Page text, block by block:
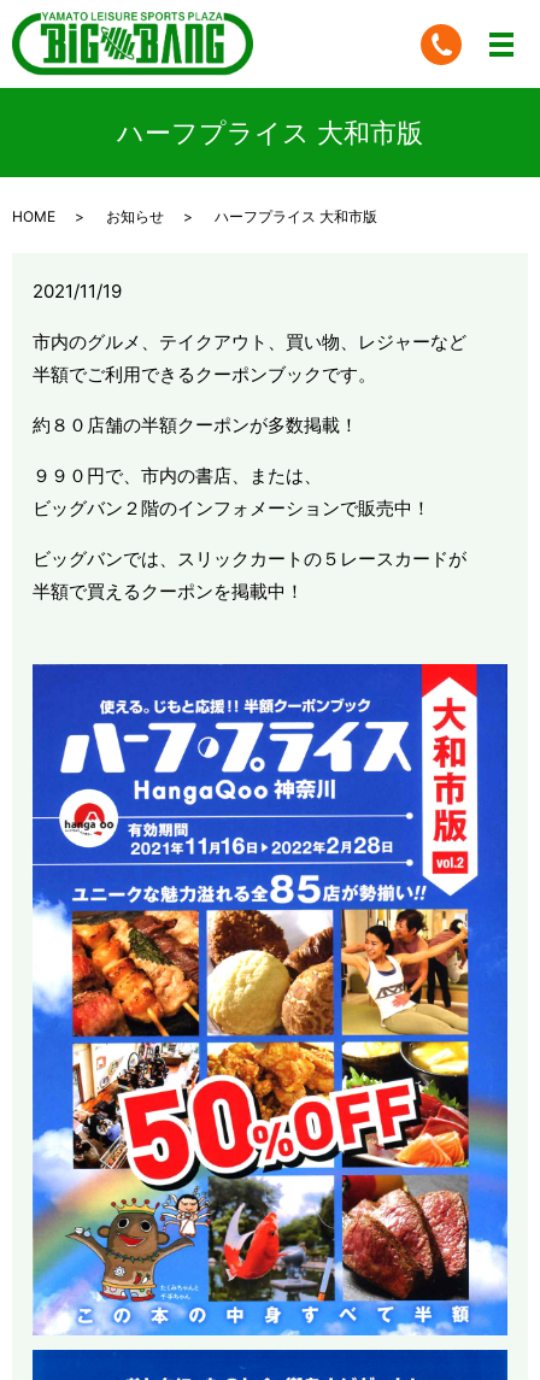
ハーフプライス 大和市版
HOME お知らせ ハーフプライス 大和市版
2021/11/19
市内のグルメ、テイクアウト、買い物、レジャーなど
半額でご利用できるクーポンブックです。
約８０店舗の半額クーポンが多数掲載！
９９０円で、市内の書店、または、
ビッグバン２階のインフォメーションで販売中！
ビッグバンでは、スリックカートの５レースカードが
半額で買えるクーポンを掲載中！